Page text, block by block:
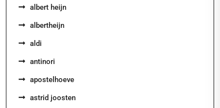
albert heijn
albertheijn
aldi
antinori
apostelhoeve
astrid joosten